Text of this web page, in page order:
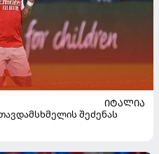
ᲘᲢᲐᲚᲘᲐ
შეძენას